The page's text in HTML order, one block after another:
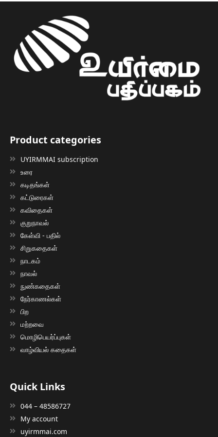
Product categories
UYIRMMAI subscription
உரை
கடிதங்கள்
கட்டுரைகள்
கவிதைகள்
குறுநாவல்
கேள்வி - பதில்
சிறுகதைகள்
நாடகம்
நாவல்
நுண்கதைகள்
நேர்காணல்கள்
பிற
மற்றவை
மொழிபெயர்ப்புகள்
வாழ்வியல் கதைகள்
Quick Links
044 – 48586727
My account
uyirmmai.com